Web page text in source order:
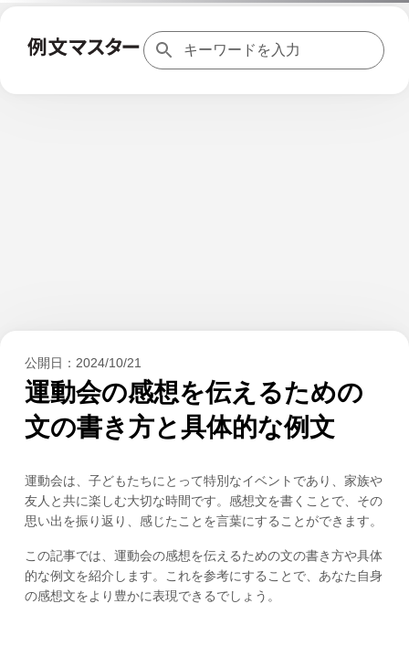
公開日： 2024/10/21
運動会の感想を伝えるための
文の書き方と具体的な例文
運動会は、子どもたちにとって特別なイベントであり、家族や
友人と共に楽しむ大切な時間です。感想文を書くことで、その
思い出を振り返り、感じたことを言葉にすることができます。
この記事では、運動会の感想を伝えるための文の書き方や具体
的な例文を紹介します。これを参考にすることで、あなた自身
の感想文をより豊かに表現できるでしょう。